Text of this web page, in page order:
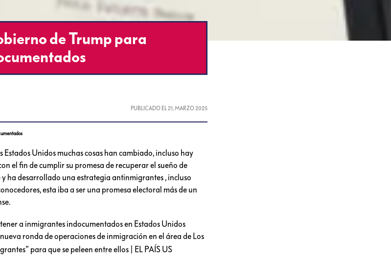
de Trump para
PUBLICADO EL 21, MARZO 2025
Unidos muchas cosas han cambiado, incluso hay
el fin de cumplir su promesa de recuperar el sueño de
y ha desarrollado una estrategia antinmigrantes , incluso
esta iba a ser una promesa electoral más de un
a inmigrantes indocumentados en Estados Unidos
ronda de operaciones de inmigración en el área de Los